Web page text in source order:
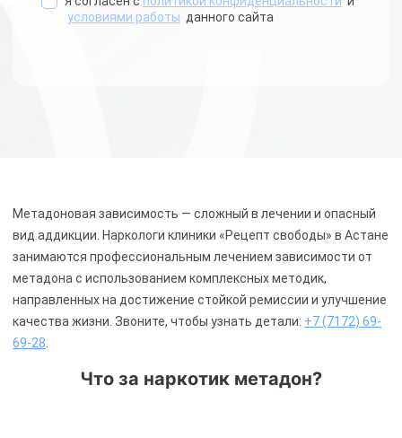
условиями работы данного сайта
Метадоновая зависимость — сложный в лечении и опасный
вид аддикции. Наркологи клиники «Рецепт свободы» в Астане
занимаются профессиональным лечением зависимости от
метадона с использованием комплексных методик,
направленных на достижение стойкой ремиссии и улучшение
качества жизни. Звоните, чтобы узнать детали: +7 (7172) 69-
69-28
Что за наркотик метадон?